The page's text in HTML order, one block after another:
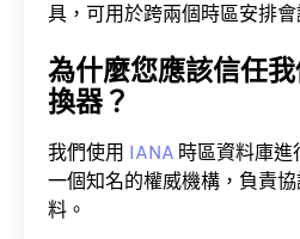
具，可用於跨兩個時區安排會
為什麼您應該信任
換器？
我們使用 IANA 時區資料庫進
一個知名的權威機構，負責
料。